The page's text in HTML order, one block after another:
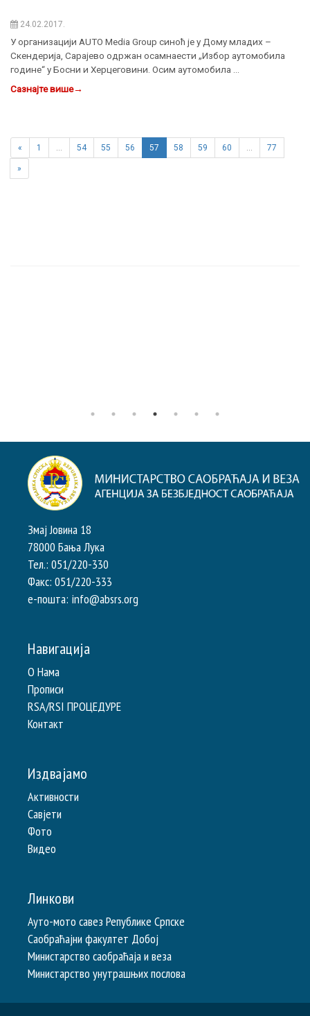
24.02.2017.
У организацији AUTO Media Group синоћ је у Дому младих –
Скендерија, Сарајево одржан осамнaести „Избор аутомобила
године“ у Босни и Херцеговини. Осим аутомобила …
Сазнајте више→
« 1 … 54 55 56 57 58 59 60 … 77
»
Змај Јовина 18
78000 Бања Лука
Тел.: 051/220-330
Факс: 051/220-333
e-пошта: info@absrs.org
Навигација
О Нама
Прописи
RSA/RSI ПРОЦЕДУРЕ
Контакт
Издвајамо
Активности
Савјети
Фото
Видео
Линкови
Ауто-мото савез Републике Српске
Саобраћајни факултет Добој
Министарство саобраћаја и веза
Министарство унутрашњих послова